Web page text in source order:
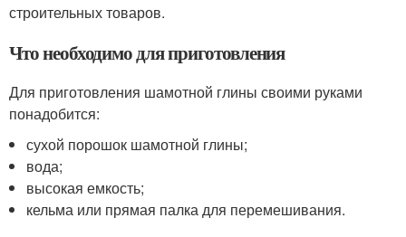
строительных товаров.
Что необходимо для приготовления
Для приготовления шамотной глины своими руками
понадобится:
сухой порошок шамотной глины;
вода;
высокая емкость;
кельма или прямая палка для перемешивания.